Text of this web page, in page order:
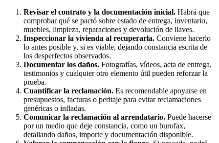
Revisar el contrato y la documentación inicial. Habrá que
comprobar qué se pactó sobre estado de entrega, inventario,
muebles, limpieza, reparaciones y devolución de llaves.
Inspeccionar la vivienda al recuperarla. Conviene hacerlo
lo antes posible y, si es viable, dejando constancia escrita de
los desperfectos observados.
Documentar los daños. Fotografías, vídeos, acta de entrega,
testimonios y cualquier otro elemento útil pueden reforzar la
prueba.
Cuantificar la reclamación. Es recomendable apoyarse en
presupuestos, facturas o peritaje para evitar reclamaciones
genéricas o infladas.
Comunicar la reclamación al arrendatario. Puede hacerse
por un medio que deje constancia, como un burofax,
detallando daños, importe y documentación disponible.